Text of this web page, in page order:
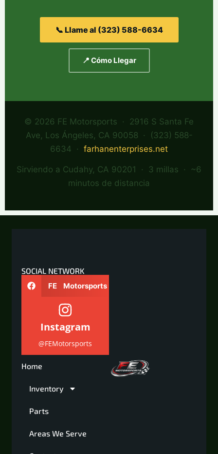
📞 Llame al (323) 588-6634
📍 Cómo Llegar
© 2026 FE Motorsports · 2916 S Santa Fe
Ave, Los Ángeles, CA 90058 · (323) 588-
6634 · farhanenterprises.net
Sirviendo a Cudahy, CA 90201 · 3 millas · ~6
minutos de distancia
SOCIAL NETWORK
FE Motorsports
Instagram
@FEMotorsports
Home
Inventory
Parts
Areas We Serve